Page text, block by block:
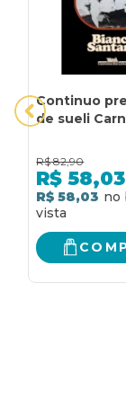
Continuo
de sueli
R$ 82,90
R$ 58,03
R$ 58,03